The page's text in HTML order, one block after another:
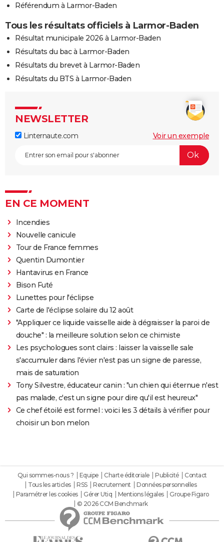
Référendum à Larmor-Baden
Tous les résultats officiels à Larmor-Baden
Résultat municipale 2026 à Larmor-Baden
Résultats du bac à Larmor-Baden
Résultats du brevet à Larmor-Baden
Résultats du BTS à Larmor-Baden
NEWSLETTER
Linternaute.com Voir un exemple
EN CE MOMENT
Incendies
Nouvelle canicule
Tour de France femmes
Quentin Dumontier
Hantavirus en France
Bison Futé
Lunettes pour l'éclipse
Carte de l'éclipse solaire du 12 août
"Appliquer ce liquide vaisselle aide à dégraisser la paroi de
douche" : la meilleure solution selon ce chimiste
Les psychologues sont clairs : laisser la vaisselle sale
s'accumuler dans l'évier n'est pas un signe de paresse,
mais de saturation
Tony Silvestre, éducateur canin : "un chien qui éternue n'est
pas malade, c'est un signe pour dire qu'il est heureux"
Ce chef étoilé est formel : voici les 3 détails à vérifier pour
choisir un bon melon
Qui sommes-nous ? Equipe Charte éditoriale Publicité
Contact
Tous les articles
RSS Recrutement
Données personnelles
Paramétrer les cookies
Gérer Utiq Mentions légales
Groupe Figaro
© 2026 CCM Benchmark